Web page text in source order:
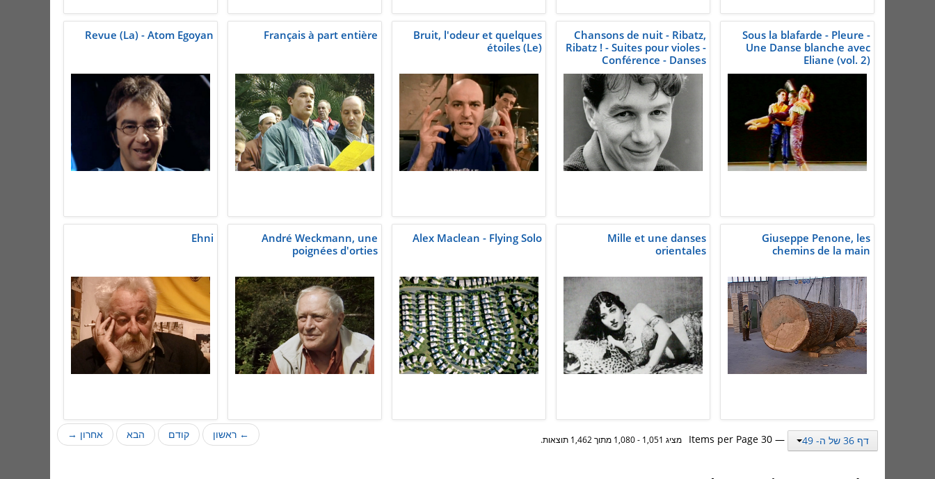
Sous la blafarde - Pleure -
Une Danse blanche avec
Eliane (vol. 2)
Chansons de nuit - Ribatz,
Ribatz ! - Suites pour violes -
Conférence - Danses
blanches (vol. 1)
Bruit, l'odeur et quelques
étoiles (Le)
Français à part entière
Revue (La) - Atom Egoyan
Giuseppe Penone, les
chemins de la main
Mille et une danses
orientales
Alex Maclean - Flying Solo
André Weckmann, une
poignées d'orties
Ehni
דף 36 של ה- 49 — 30 Items per Page מציג 1,051 - 1,080 מתוך 1,462 תוצאות. ← ראשון קודם הבא אחרון →